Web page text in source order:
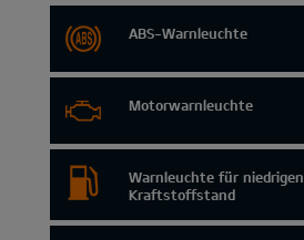
ABS-Warnleuchte
Motorwarnleuchte
Warnleuchte für niedrigen
Kraftstoffstand